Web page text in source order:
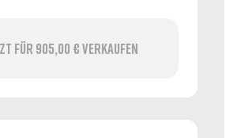
für 905,00 € verkaufen